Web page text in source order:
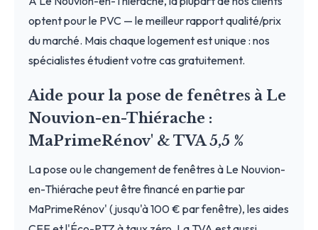
optent pour le PVC — le meilleur rapport qualité/prix
du marché. Mais chaque logement est unique : nos
spécialistes étudient votre cas gratuitement.
Aide pour la pose de fenêtres à Le
Nouvion-en-Thiérache :
MaPrimeRénov' & TVA 5,5 %
La pose ou le changement de fenêtres à Le Nouvion-
en-Thiérache peut être financé en partie par
MaPrimeRénov' (jusqu'à 100 € par fenêtre), les aides